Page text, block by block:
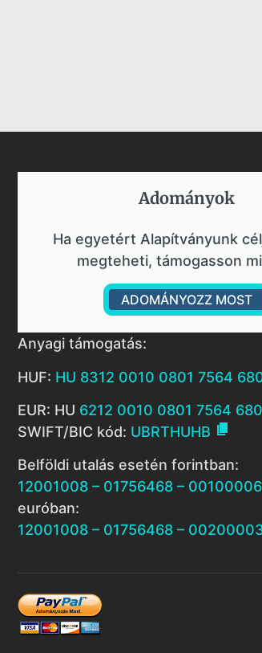
Adományok​
Ha egyetért Alapítványunk
megteheti, támogasson
ADOMÁNYOZZ MOST
Anyagi támogatás:
HUF: HU 8312 0010 0801 7564
EUR: HU 6212 0010 0801 7564
SWIFT/BIC kód: UBRTHUHB 
Belföldi utalás esetén forintban:
12001008 – 01756468 – 00100006
euróban:
12001008 – 01756468 –